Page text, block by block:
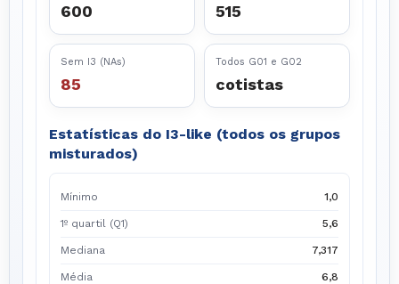
600 515
Sem I3 (NAs)
85
Todos G01 e G02
cotistas
Estatísticas do I3-like (todos os grupos
misturados)
Mínimo 1,0
1º quartil (Q1) 5,6
Mediana 7,317
Média 6,8